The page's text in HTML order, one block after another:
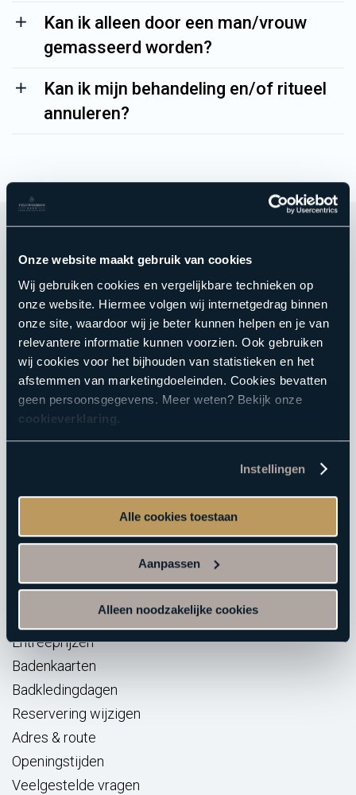
Onze website maakt gebruik van cookies
Wij gebruiken cookies en vergelijkbare technieken op
onze website. Hiermee volgen wij internetgedrag binnen
onze site, waardoor wij je beter kunnen helpen en je van
relevantere informatie kunnen voorzien. Ook gebruiken
wij cookies voor het bijhouden van statistieken en het
afstemmen van marketingdoeleinden. Cookies bevatten
geen persoonsgegevens. Meer weten? Bekijk onze
cookieverklaring.
Instellingen
Alle cookies toestaan
Aanpassen
Alleen noodzakelijke cookies
Kan ik alleen door een man/vrouw
gemasseerd worden?
Kan ik mijn behandeling en/of ritueel
annuleren?
Direct naar
Sauna
Reserveren
Acties
E-ticket verzilveren
Saunabon
Arrangementen
Massage opleidingen
Wellness Giftcard
Praktische info
Entreeprijzen
Badenkaarten
Badkledingdagen
Reservering wijzigen
Adres & route
Openingstijden
Veelgestelde vragen